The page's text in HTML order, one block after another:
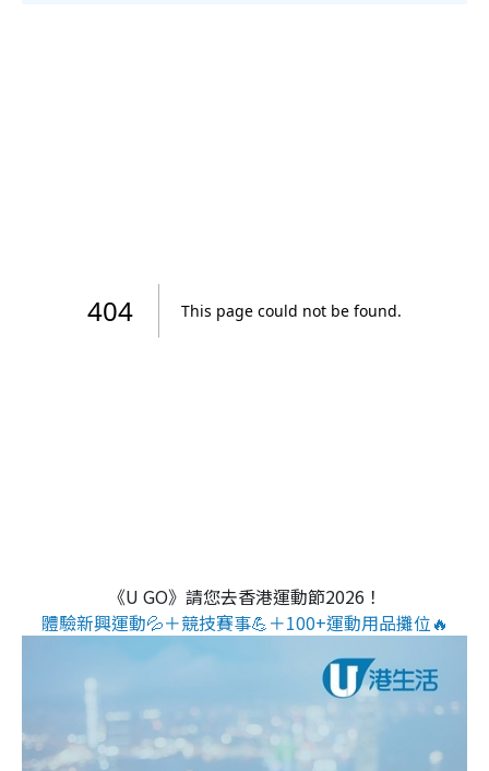
《U GO》請您去香港運動節2026！
體驗新興運動💦＋競技賽事💪＋100+運動用品攤位🔥